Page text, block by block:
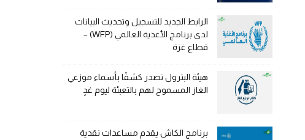
الرابط الجديد للتسجيل وتحديث البيانات
لدى برنامج الأغذية العالمي (WFP) –
قطاع غزة
هيئة البترول تصدر كشفًا بأسماء موزعي
الغاز المسموح لهم بالتعبئة ليوم غدٍ
برنامج الكاش يقدم مساعدات نقدية